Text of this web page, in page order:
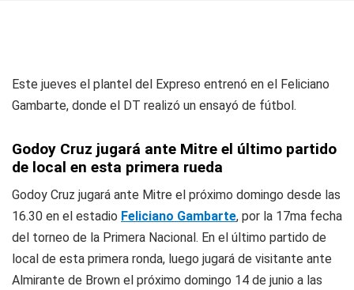
Este jueves el plantel del Expreso entrenó en el Feliciano
Gambarte, donde el DT realizó un ensayó de fútbol.
Godoy Cruz jugará ante Mitre el último partido
de local en esta primera rueda
Godoy Cruz jugará ante Mitre el próximo domingo desde las
16.30 en el estadio Feliciano Gambarte, por la 17ma fecha
del torneo de la Primera Nacional. En el último partido de
local de esta primera ronda, luego jugará de visitante ante
Almirante de Brown el próximo domingo 14 de junio a las